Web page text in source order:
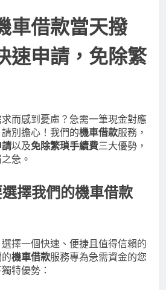
車借款當天撥
速申請，免除繁
而感到憂慮？急需一筆現金對應
別擔心！我們的機車借款服務，
以及免除繁瑣手續費三大優勢，
急。
擇我們的機車借款
擇一個快速、便捷且值得信賴的
機車借款服務專為急需資金的您
特優勢：